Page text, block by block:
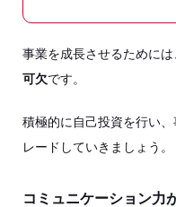
事業を成長させるためには
可欠です。
積極的に自己投資を行い
レードしていきましょう。
コミュニケーション力